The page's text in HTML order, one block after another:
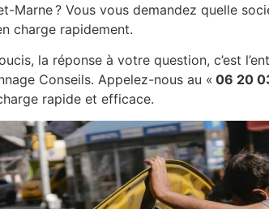
Marne ? Vous vous demandez quelle
charge rapidement.
la réponse à votre question, c’est
Conseils. Appelez-nous au « 06 20
rapide et efficace.